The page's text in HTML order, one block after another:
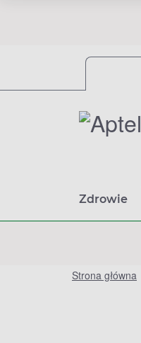
Zdrowie
Strona główna